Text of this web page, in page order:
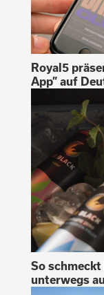
Royal5
App” auf
So
unterwegs